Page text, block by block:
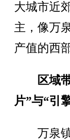
大城市近
主，像万
产值的西
区域
片”与“引
万泉镇